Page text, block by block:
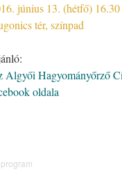
június 13. (hétfő) 16.30
tér, színpad
Algyői Hagyományőrző
oldala